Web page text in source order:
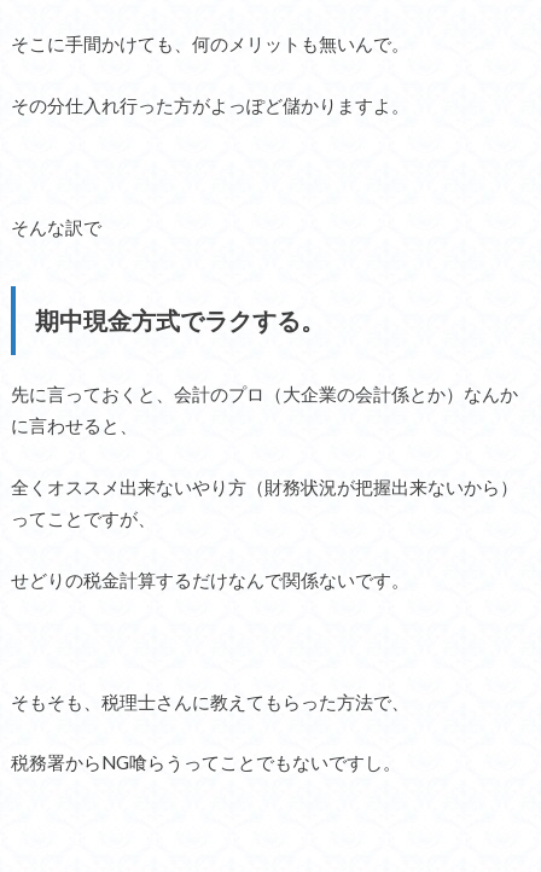
そこに手間かけても、何のメリットも無いんで。
その分仕入れ行った方がよっぽど儲かりますよ。
そんな訳で
期中現金方式でラクする。
先に言っておくと、会計のプロ（大企業の会計係とか）なんか
に言わせると、
全くオススメ出来ないやり方（財務状況が把握出来ないから）
ってことですが、
せどりの税金計算するだけなんで関係ないです。
そもそも、税理士さんに教えてもらった方法で、
税務署からNG喰らうってことでもないですし。